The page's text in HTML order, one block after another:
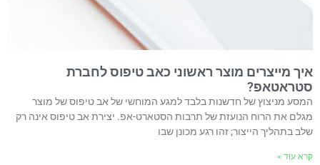
איך מייצרים מוצר ראשוני כאב טיפוס לחברת
סטראטאפ?
המסע מניצוץ של חדשנות בלבד למגע המוחשי של אב טיפוס של מוצר
מגלם את הרוח הנועזת של תרבות הסטארט-אפ. יצירת אב טיפוס אינה רק
שלב בתהליך הייצור; זהו רגע מכונן שבו
קרא עוד »